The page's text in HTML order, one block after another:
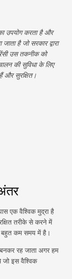
उपयोग करता है और
है जो सरकार द्वारा
उस तकनीक को
की सुविधा के लिए
और सुरक्षित।
एक वैश्विक मुद्रा है
तरीके से करने में
कम समय में है।
रह जाता अगर हम
जो इस वैश्विक